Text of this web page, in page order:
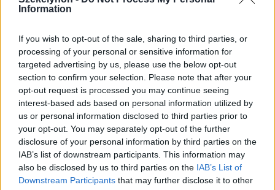
Information
If you wish to opt-out of the sale, sharing to third parties, or
processing of your personal or sensitive information for
targeted advertising by us, please use the below opt-out
section to confirm your selection. Please note that after your
opt-out request is processed you may continue seeing
interest-based ads based on personal information utilized by
us or personal information disclosed to third parties prior to
your opt-out. You may separately opt-out of the further
disclosure of your personal information by third parties on the
IAB’s list of downstream participants. This information may
also be disclosed by us to third parties on the IAB’s List of
Downstream Participants that may further disclose it to other
2026. augusztus 07., péntek
Soha nem volt még ilyen meleg
Budapesten